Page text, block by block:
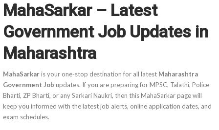
MahaSarkar – Latest
Government Job Updates in
Maharashtra
MahaSarkaris your one-stop destination for all latest Maharashtra
Government Job updates. If you are preparing for MPSC, Talathi, Police
Bharti, ZP Bharti, or any Sarkari Naukri, then this MahaSarkar page will
keep you informed with the latest job alerts, online application dates, and
exam schedules.